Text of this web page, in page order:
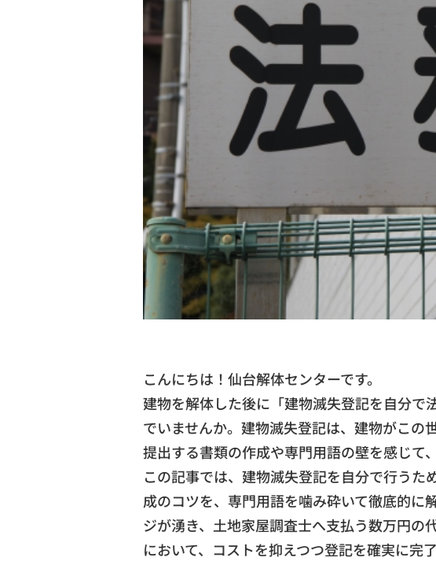
こんにちは！仙台解体センターです。
建物を解体した後に「建物滅失登記を自分で
でいませんか。建物滅失登記は、建物がこの
提出する書類の作成や専門用語の壁を感じて
この記事では、建物滅失登記を自分で行う
成のコツを、専門用語を噛み砕いて徹底的に
ジが湧き、土地家屋調査士へ支払う数万円の
において、コストを抑えつつ登記を確実に完